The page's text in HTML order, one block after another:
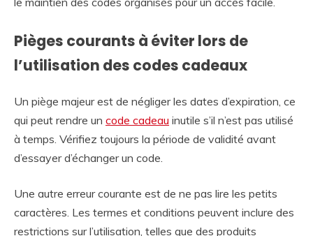
Pièges courants à éviter lors de
l’utilisation des codes cadeaux
Un piège majeur est de négliger les dates d’expiration, ce
qui peut rendre un code cadeau inutile s’il n’est pas utilisé
à temps. Vérifiez toujours la période de validité avant
d’essayer d’échanger un code.
Une autre erreur courante est de ne pas lire les petits
caractères. Les termes et conditions peuvent inclure des
restrictions sur l’utilisation, telles que des produits